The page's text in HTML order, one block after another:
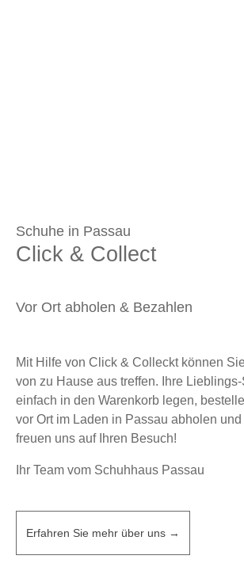
Schuhe in Passau
Click & Collect
Vor Ort abholen & Bezahlen
Mit Hilfe von Click & Colleckt können
von zu Hause aus treffen. Ihre
einfach in den Warenkorb legen,
vor Ort im Laden in Passau abholen
freuen uns auf Ihren Besuch!
Ihr Team vom Schuhhaus Passau
Erfahren Sie mehr über uns →